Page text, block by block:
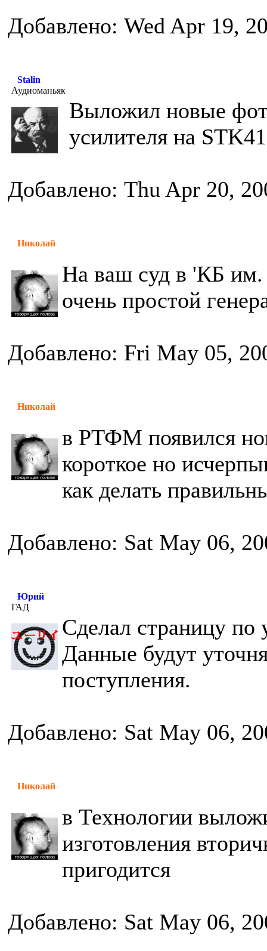
Добавлено: Wed Apr 19,
Stalin
Аудиоманьяк
Выложил новые
усилителя на
Добавлено: Thu Apr 20,
Николай
На ваш суд в 'КБ
очень простой
Добавлено: Fri May 05,
Николай
в РТФМ появился
короткое но
как делать
Добавлено: Sat May 06,
Юрий
ГАД
Сделал страницу
Данные будут
поступления.
Добавлено: Sat May 06,
Николай
в Технологии
изготовления
пригодится
Добавлено: Sat May 06,